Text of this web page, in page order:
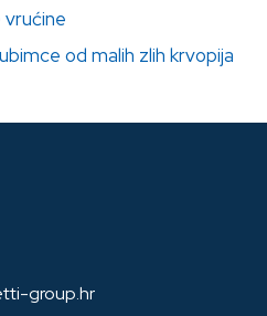
vrućine
od malih zlih krvopija
group.hr